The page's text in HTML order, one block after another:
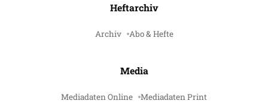
Heftarchiv
Archiv Abo & Hefte
Media
Mediadaten Online Mediadaten Print